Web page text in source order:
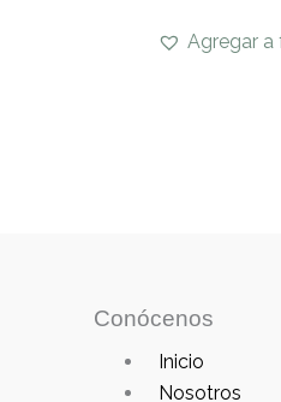
Agregar a
Conócenos
Main
Menu
Inicio
Nosotros